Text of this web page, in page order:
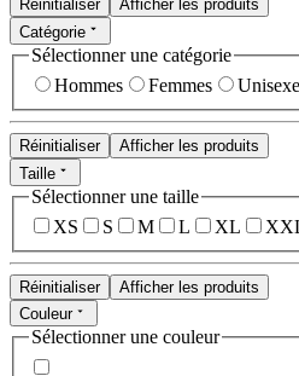
Réinitialiser
Afficher les produits
Catégorie
Sélectionner une catégorie
Hommes
Femmes Unisexe
Réinitialiser
Afficher les produits
Taille
Sélectionner une taille
XS
S M L XL
Réinitialiser
Afficher les produits
Couleur
Sélectionner une couleur